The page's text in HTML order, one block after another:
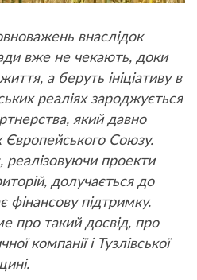
внаслідок
вже не чекають, доки
а беруть ініціативу в
реаліях зароджується
який давно
Європейського Союзу.
реалізовуючи проекти
долучається до
фінансову підтримку.
про такий досвід, про
компанії і Тузлівської